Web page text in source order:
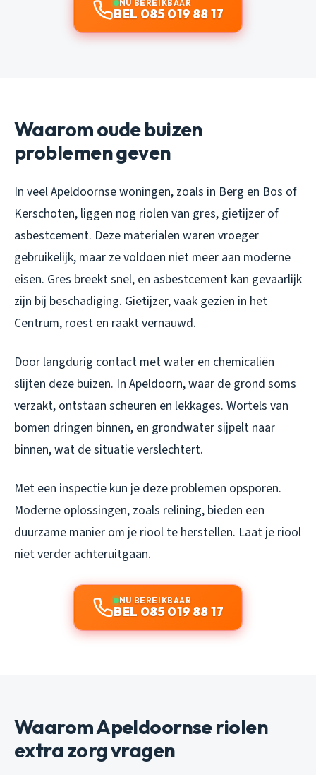
NU BEREIKBAAR
BEL 085 019 88 17
Waarom oude buizen
problemen geven
In veel Apeldoornse woningen, zoals in Berg en Bos of
Kerschoten, liggen nog riolen van gres, gietijzer of
asbestcement. Deze materialen waren vroeger
gebruikelijk, maar ze voldoen niet meer aan moderne
eisen. Gres breekt snel, en asbestcement kan gevaarlijk
zijn bij beschadiging. Gietijzer, vaak gezien in het
Centrum, roest en raakt vernauwd.
Door langdurig contact met water en chemicaliën
slijten deze buizen. In Apeldoorn, waar de grond soms
verzakt, ontstaan scheuren en lekkages. Wortels van
bomen dringen binnen, en grondwater sijpelt naar
binnen, wat de situatie verslechtert.
Met een inspectie kun je deze problemen opsporen.
Moderne oplossingen, zoals relining, bieden een
duurzame manier om je riool te herstellen. Laat je riool
niet verder achteruitgaan.
NU BEREIKBAAR
BEL 085 019 88 17
Waarom Apeldoornse riolen
extra zorg vragen